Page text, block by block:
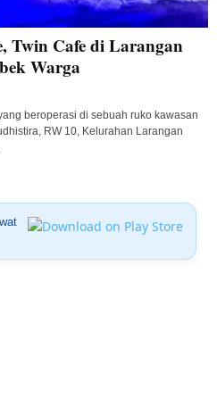
Twin Cafe di Larangan
Warga
beroperasi di sebuah ruko kawasan
RW 10, Kelurahan Larangan